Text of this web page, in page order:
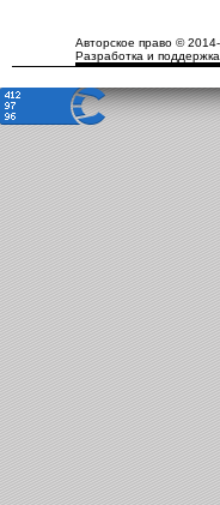
Авторское право ©
Разработка и